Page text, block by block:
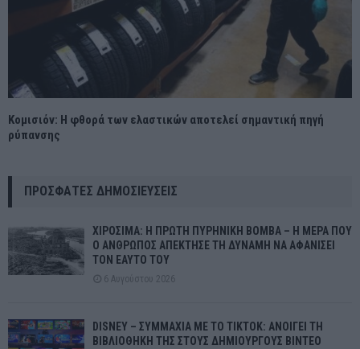
Κομισιόν: Η φθορά των ελαστικών αποτελεί σημαντική πηγή
ρύπανσης
ΠΡΌΣΦΑΤΕΣ ΔΗΜΟΣΙΕΎΣΕΙΣ
ΧΙΡΟΣΙΜΑ: Η ΠΡΩΤΗ ΠΥΡΗΝΙΚΗ ΒΟΜΒΑ – Η ΜΕΡΑ ΠΟΥ
Ο ΑΝΘΡΩΠΟΣ ΑΠΕΚΤΗΣΕ ΤΗ ΔΥΝΑΜΗ ΝΑ ΑΦΑΝΙΣΕΙ
ΤΟΝ ΕΑΥΤΟ ΤΟΥ
6 Αυγούστου 2026
DISNEY – ΣΥΜΜΑΧΙΑ ΜΕ ΤΟ TIKTOK: ΑΝΟΙΓΕΙ ΤΗ
ΒΙΒΛΙΟΘΗΚΗ ΤΗΣ ΣΤΟΥΣ ΔΗΜΙΟΥΡΓΟΥΣ ΒΙΝΤΕΟ